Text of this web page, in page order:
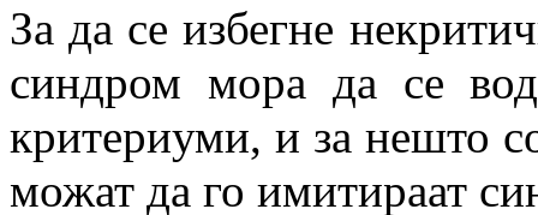
За да се избегне
синдром мора да се
критериуми, и за нешто
можат да го имитираат